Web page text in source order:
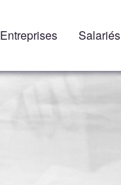
Entreprises Salariés